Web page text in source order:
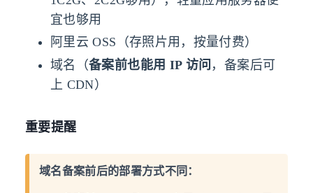
宜也够用
阿里云 OSS（存照片用，按量付费）
域名（备案前也能用 IP 访问 ，备案后可
上 CDN）
重要提醒
域名备案前后的部署方式不同：